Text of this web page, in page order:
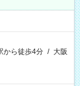
から徒歩4分 / 大阪